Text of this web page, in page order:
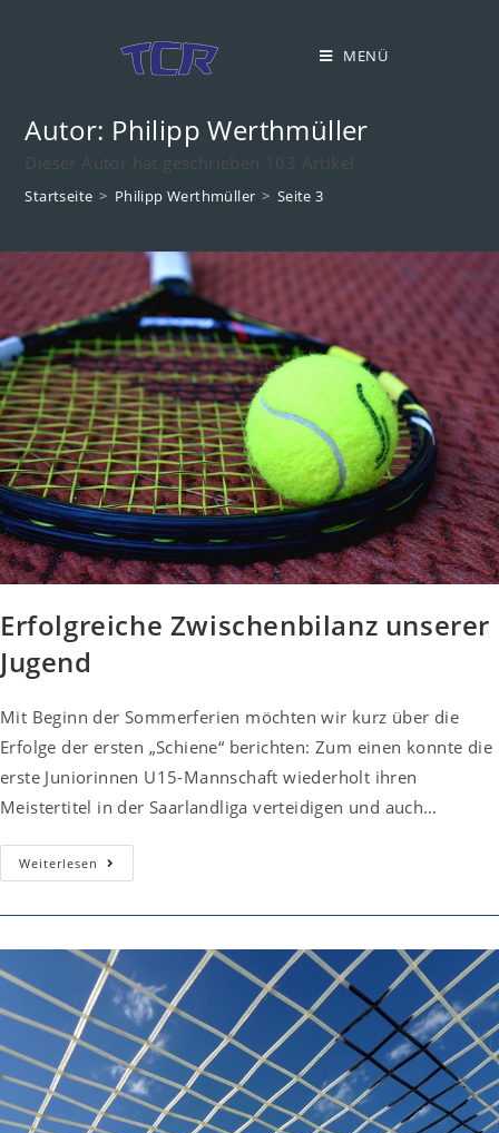
MENÜ
Autor: Philipp Werthmüller
Dieser Autor hat geschrieben 103 Artikel
Startseite > Philipp Werthmüller > Seite 3
Erfolgreiche Zwischenbilanz unserer
Jugend
Mit Beginn der Sommerferien möchten wir kurz über die
Erfolge der ersten „Schiene“ berichten: Zum einen konnte die
erste Juniorinnen U15-Mannschaft wiederholt ihren
Meistertitel in der Saarlandliga verteidigen und auch…
Weiterlesen Erfolgreiche
Zwischenbilanz
Jugend